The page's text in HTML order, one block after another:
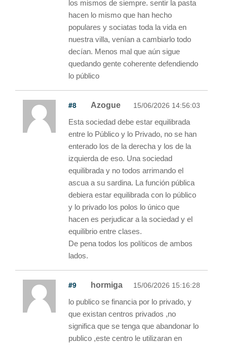
los mismos de siempre. sentir la pasta
hacen lo mismo que han hecho
populares y sociatas toda la vida en
nuestra villa, venían a cambiarlo todo
decían. Menos mal que aún sigue
quedando gente coherente defendiendo
lo público
#8 Azogue 15/06/2026 14:56:03
Esta sociedad debe estar equilibrada
entre lo Público y lo Privado, no se han
enterado los de la derecha y los de la
izquierda de eso. Una sociedad
equilibrada y no todos arrimando el
ascua a su sardina. La función pública
debiera estar equilibrada con lo público
y lo privado los polos lo único que
hacen es perjudicar a la sociedad y el
equilibrio entre clases.
De pena todos los políticos de ambos
lados.
#9 hormiga 15/06/2026 15:16:28
lo publico se financia por lo privado, y
que existan centros privados ,no
significa que se tenga que abandonar lo
publico ,este centro le utilizaran en